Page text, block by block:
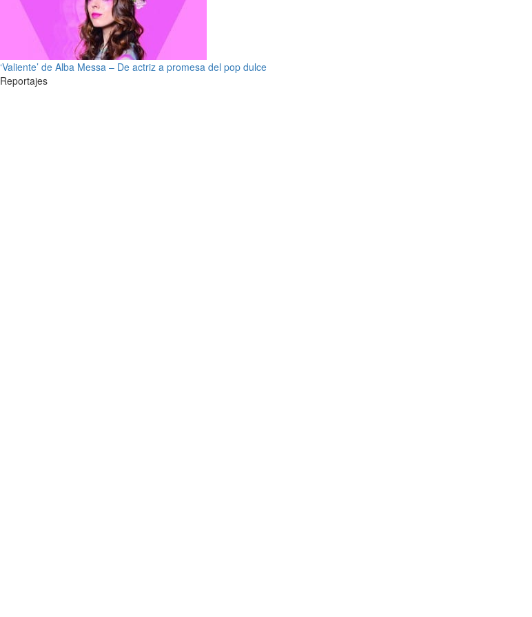
‘Valiente’ de Alba Messa – De actriz a promesa del pop dulce
Reportajes